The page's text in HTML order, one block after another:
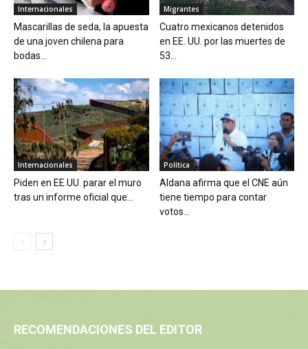
Internacionales
Mascarillas de seda, la apuesta
de una joven chilena para
bodas...
Migrantes
Cuatro mexicanos detenidos
en EE. UU. por las muertes de
53...
Internacionales
Piden en EE.UU. parar el muro
tras un informe oficial que...
Política
Aldana afirma que el CNE aún
tiene tiempo para contar
votos...
RECOMENDACIONES DEL EDITOR